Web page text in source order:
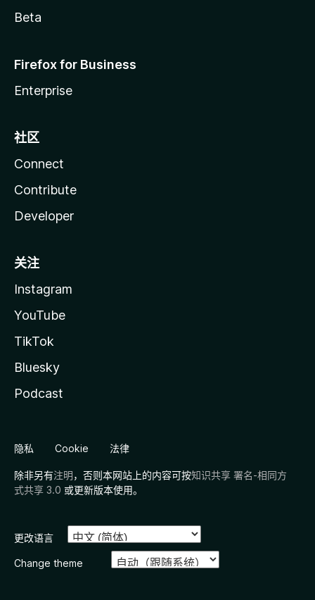
Beta
Firefox for Business
Enterprise
社区
Connect
Contribute
Developer
关注
Instagram
YouTube
TikTok
Bluesky
Podcast
隐私 Cookie 法律
除非另有注明，否则本网站上的内容可按知识共享 署名-相同方
式共享 3.0 或更新版本使用。
更改语言
Change theme